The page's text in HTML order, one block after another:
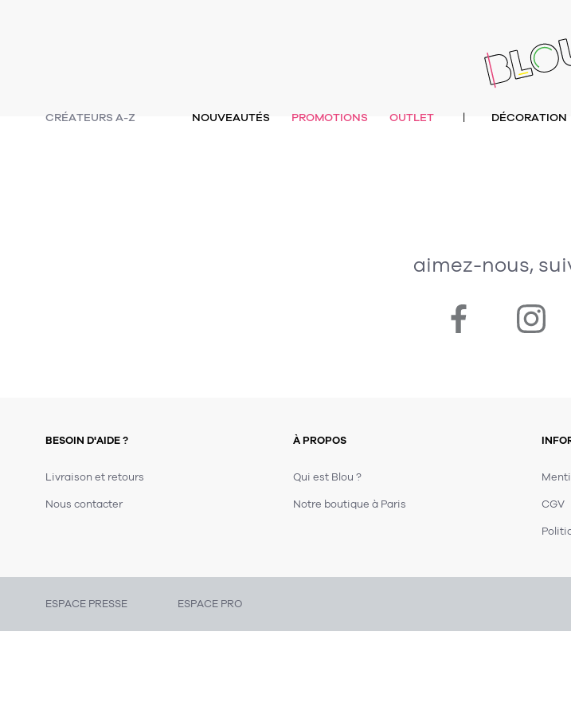
CRÉATEURS A-Z NOUVEAUTÉS PROMOTIONS OUTLET | DÉCORATION
aimez-nous,
BESOIN D'AIDE ?
Livraison et retours
Nous contacter
À PROPOS
Qui est Blou ?
Notre boutique à Paris
CGV
ESPACE PRESSE ESPACE PRO